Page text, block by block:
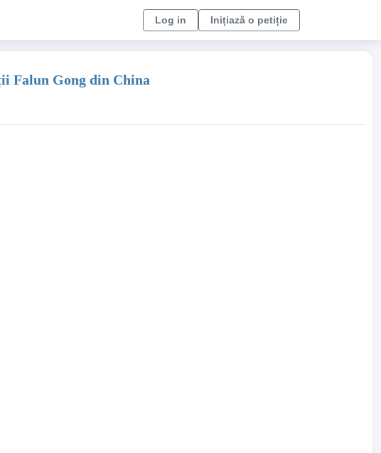
Log in Inițiază o petiție
Falun Gong din China